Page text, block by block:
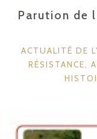
Parution de
CATÉGORIES
ACTUALITÉ DE
RÉSISTANCE,